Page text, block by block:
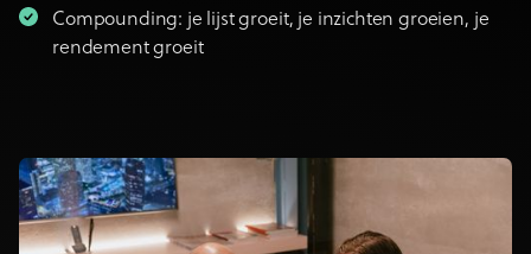
Compounding: je lijst groeit, je inzichten groeien, je
rendement groeit